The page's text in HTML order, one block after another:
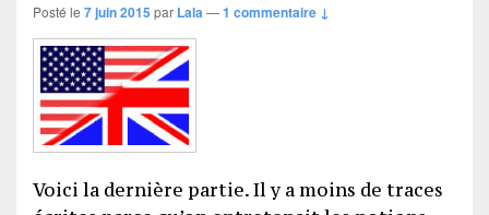
Posté le 7 juin 2015 par Lala—1 commentaire ↓
Voici la dernière partie. Il y a moins de traces